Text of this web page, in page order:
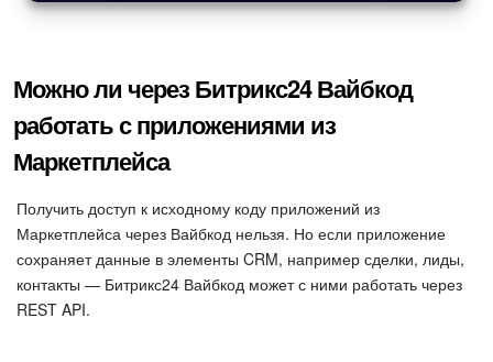
Можно ли через Битрикс24 Вайбкод
работать с приложениями из
Маркетплейса
Получить доступ к исходному коду приложений из
Маркетплейса через Вайбкод нельзя. Но если приложение
сохраняет данные в элементы CRM, например сделки, лиды,
контакты — Битрикс24 Вайбкод может с ними работать через
REST API.